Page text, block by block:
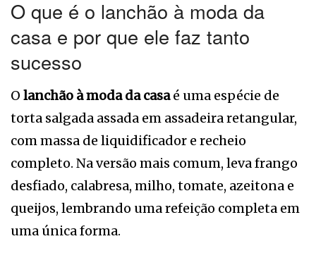
O que é o lanchão à moda da
casa e por que ele faz tanto
sucesso
O lanchão à moda da casaé uma espécie de
torta salgada assada em assadeira retangular,
com massa de liquidificador e recheio
completo. Na versão mais comum, leva frango
desfiado, calabresa, milho, tomate, azeitona e
queijos, lembrando uma refeição completa em
uma única forma.